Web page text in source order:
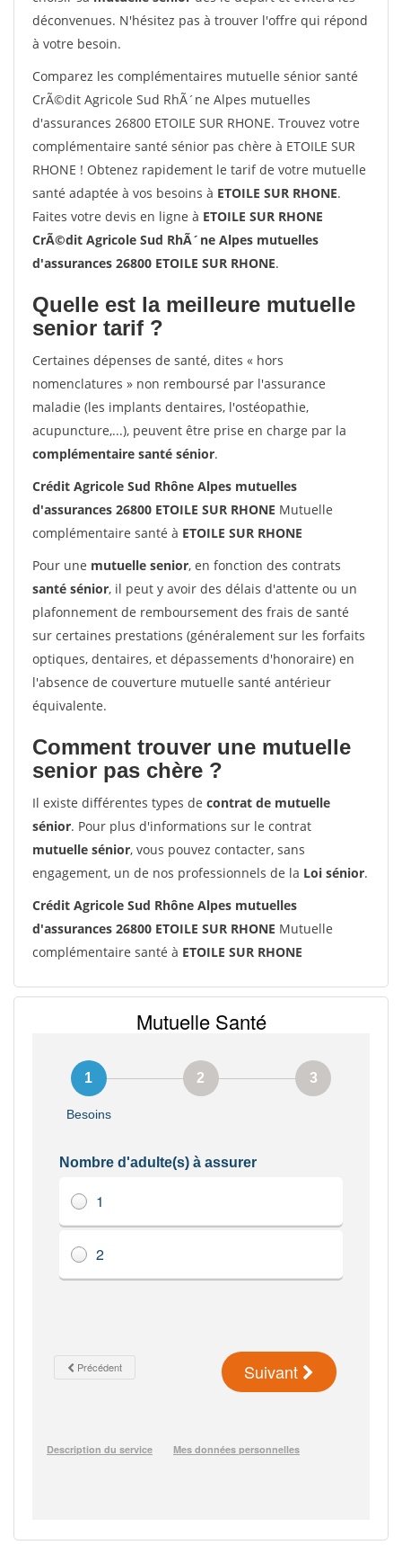
déconvenues. N'hésitez pas à trouver l'offre qui répond
à votre besoin.
Comparez les complémentaires mutuelle sénior santé
CrÃ©dit Agricole Sud RhÃ´ne Alpes mutuelles
d'assurances 26800 ETOILE SUR RHONE. Trouvez votre
complémentaire santé sénior pas chère à ETOILE SUR
RHONE ! Obtenez rapidement le tarif de votre mutuelle
santé adaptée à vos besoins à ETOILE SUR RHONE.
Faites votre devis en ligne à ETOILE SUR RHONE
CrÃ©dit Agricole Sud RhÃ´ne Alpes mutuelles
d'assurances 26800 ETOILE SUR RHONE.
Quelle est la meilleure mutuelle
senior tarif ?
Certaines dépenses de santé, dites « hors
nomenclatures » non remboursé par l'assurance
maladie (les implants dentaires, l'ostéopathie,
acupuncture,...), peuvent être prise en charge par la
complémentaire santé sénior.
Crédit Agricole Sud Rhône Alpes mutuelles
d'assurances 26800 ETOILE SUR RHONE Mutuelle
complémentaire santé à ETOILE SUR RHONE
Pour une mutuelle senior, en fonction des contrats
santé sénior, il peut y avoir des délais d'attente ou un
plafonnement de remboursement des frais de santé
sur certaines prestations (généralement sur les forfaits
optiques, dentaires, et dépassements d'honoraire) en
l'absence de couverture mutuelle santé antérieur
équivalente.
Comment trouver une mutuelle
senior pas chère ?
Il existe différentes types de contrat de mutuelle
sénior. Pour plus d'informations sur le contrat
mutuelle sénior, vous pouvez contacter, sans
engagement, un de nos professionnels de la Loi sénior.
Crédit Agricole Sud Rhône Alpes mutuelles
d'assurances 26800 ETOILE SUR RHONE Mutuelle
complémentaire santé à ETOILE SUR RHONE